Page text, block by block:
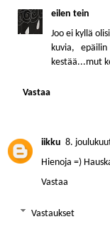
eilen tein
Joo ei kyllä
kuvia,
kestää...mut
Vastaa
iikku 8.
Hienoja =)
Vastaa
Vastaukset